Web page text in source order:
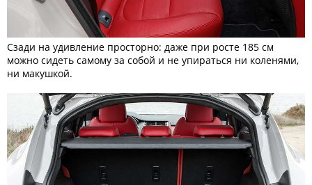
Сзади на удивление просторно: даже при росте 185 см
можно сидеть самому за собой и не упираться ни коленями,
ни макушкой.